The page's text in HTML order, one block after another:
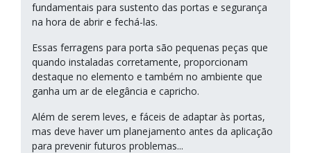
fundamentais para sustento das portas e segurança
na hora de abrir e fechá-las.
Essas ferragens para porta são pequenas peças que
quando instaladas corretamente, proporcionam
destaque no elemento e também no ambiente que
ganha um ar de elegância e capricho.
Além de serem leves, e fáceis de adaptar às portas,
mas deve haver um planejamento antes da aplicação
para prevenir futuros problemas...